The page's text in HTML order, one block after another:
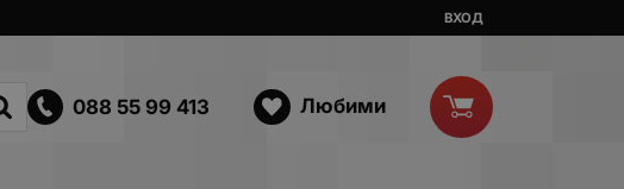
ВХОД
088 55 99 413 Любими